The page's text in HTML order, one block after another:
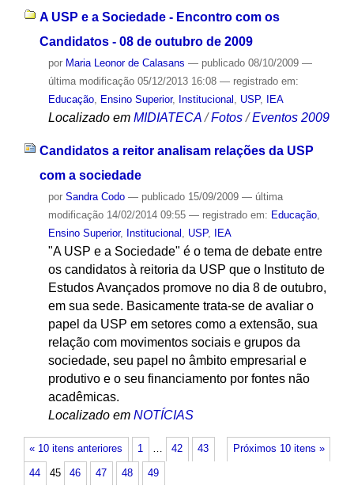
A USP e a Sociedade - Encontro com os
Candidatos - 08 de outubro de 2009
por Maria Leonor de Calasans — publicado08/10/2009 —
última modificação05/12/2013 16:08 — registrado em:
Educação, Ensino Superior, Institucional USP, IEA
Localizado em MIDIATECA /Fotos /Eventos 2009
Candidatos a reitor analisam relações da USP
com a sociedade
por Sandra Codo — publicado15/09/2009 — última
modificação14/02/2014 09:55 — registrado em: Educação,
Ensino Superior, Institucional , USP, IEA
"A USP e a Sociedade" é o tema de debate entre
os candidatos à reitoria da USP que o Instituto de
Estudos Avançados promove no dia 8 de outubro,
em sua sede. Basicamente trata-se de avaliar o
papel da USP em setores como a extensão, sua
relação com movimentos sociais e grupos da
sociedade, seu papel no âmbito empresarial e
produtivo e o seu financiamento por fontes não
acadêmicas.
Localizado em NOTÍCIAS
« 10 itens anteriores Próximos 10 itens »
1 … 42 43
44 45 46 47 48 49